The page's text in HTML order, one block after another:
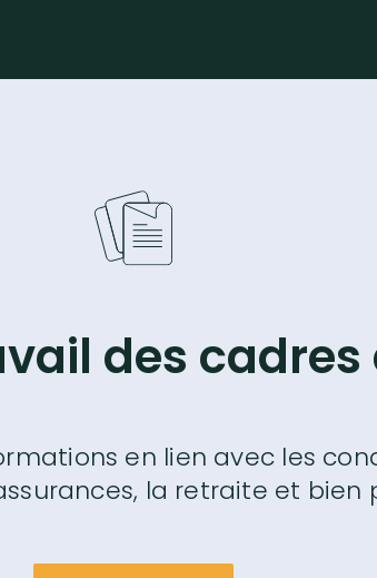
des cadres
en lien avec les
la retraite et bien